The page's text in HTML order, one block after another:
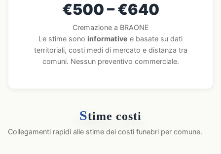
€500 – €640
Cremazione a BRAONE
Le stime sono informative e basate su dati
territoriali, costi medi di mercato e distanza tra
comuni. Nessun preventivo commerciale.
Stime costi
Collegamenti rapidi alle stime dei costi funebri per comune.